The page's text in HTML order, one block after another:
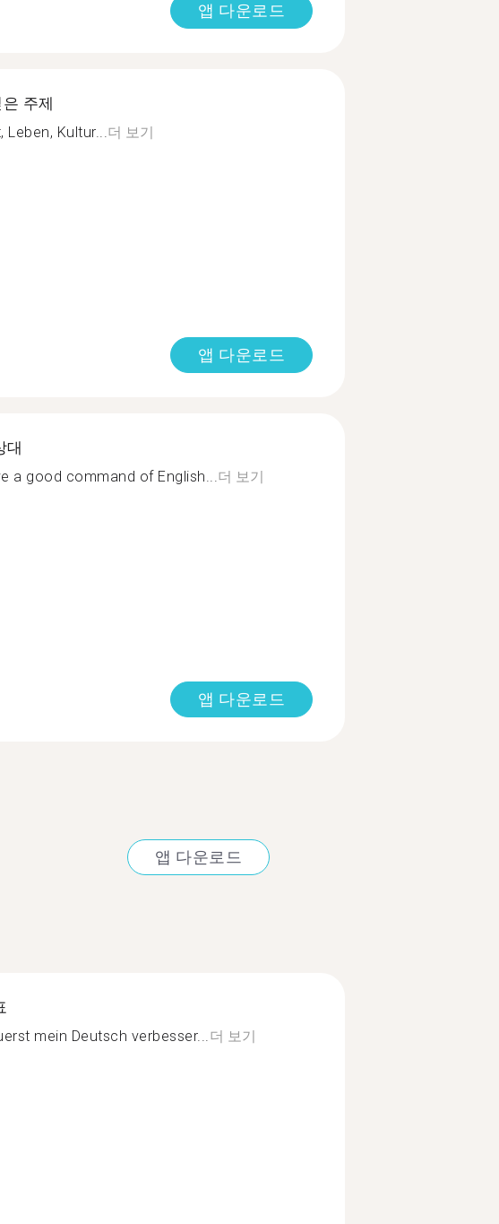
앱 다운로드
주제
Leben, Kultur...더 보기
앱 다운로드
대
a good command of English...더 보기
앱 다운로드
앱 다운로드
mein Deutsch verbesser... 더 보기